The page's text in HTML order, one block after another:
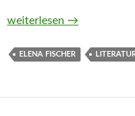
Wirf einen Schatten von
weiterlesen →
ELENA FISCHER